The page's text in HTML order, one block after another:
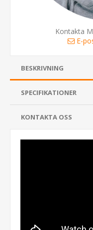
Kontakta
E-
BESKRIVNING
SPECIFIKATIONER
KONTAKTA OSS